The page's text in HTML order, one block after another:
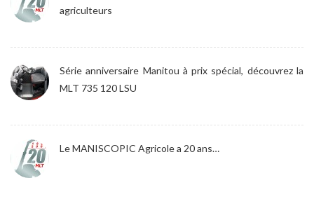
agriculteurs
Série anniversaire Manitou à prix spécial, découvrez la
MLT 735 120 LSU
Le MANISCOPIC Agricole a 20 ans…